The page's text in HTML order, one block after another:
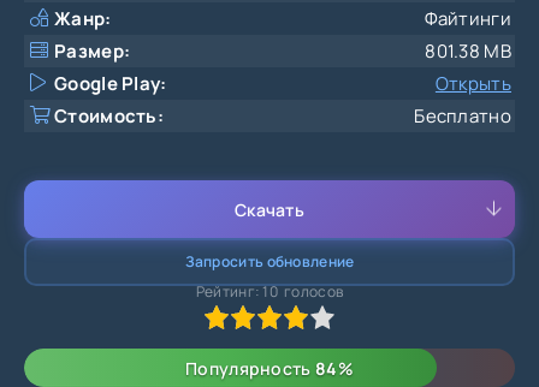
Жанр:
Файтинги
Размер:
801.38 MB
Google Play:
Открыть
Стоимость:
Бесплатно
Скачать
Запросить обновление
3 4 5
Рейтинг:10 голосов
Популярность 84%